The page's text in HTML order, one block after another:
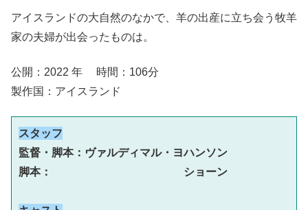
アイスランドの大自然のなかで、羊の出産に立ち会う牧羊
家の夫婦が出会ったものは。
公開：2022 年 時間：106分
製作国：アイスランド
スタッフ
監督・脚本：ヴァルディマル・ヨハンソン
脚本：　　　　　　　　　　　　ショーン